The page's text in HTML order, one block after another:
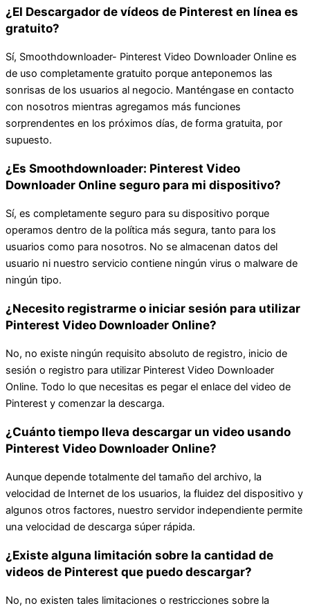
¿El Descargador de vídeos de Pinterest en línea es
gratuito?
Sí, Smoothdownloader- Pinterest Video Downloader Online es
de uso completamente gratuito porque anteponemos las
sonrisas de los usuarios al negocio. Manténgase en contacto
con nosotros mientras agregamos más funciones
sorprendentes en los próximos días, de forma gratuita, por
supuesto.
¿Es Smoothdownloader: Pinterest Video
Downloader Online seguro para mi dispositivo?
Sí, es completamente seguro para su dispositivo porque
operamos dentro de la política más segura, tanto para los
usuarios como para nosotros. No se almacenan datos del
usuario ni nuestro servicio contiene ningún virus o malware de
ningún tipo.
¿Necesito registrarme o iniciar sesión para utilizar
Pinterest Video Downloader Online?
No, no existe ningún requisito absoluto de registro, inicio de
sesión o registro para utilizar Pinterest Video Downloader
Online. Todo lo que necesitas es pegar el enlace del video de
Pinterest y comenzar la descarga.
¿Cuánto tiempo lleva descargar un video usando
Pinterest Video Downloader Online?
Aunque depende totalmente del tamaño del archivo, la
velocidad de Internet de los usuarios, la fluidez del dispositivo y
algunos otros factores, nuestro servidor independiente permite
una velocidad de descarga súper rápida.
¿Existe alguna limitación sobre la cantidad de
videos de Pinterest que puedo descargar?
No, no existen tales limitaciones o restricciones sobre la